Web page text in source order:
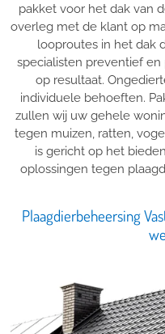
pakket voor het dak van
overleg met de klant op
looproutes in het dak
specialisten preventief
op resultaat.
individuele behoeften.
zullen wij uw gehele
tegen muizen, ratten,
is gericht op het
oplossingen tegen
Plaagdierbeheersing